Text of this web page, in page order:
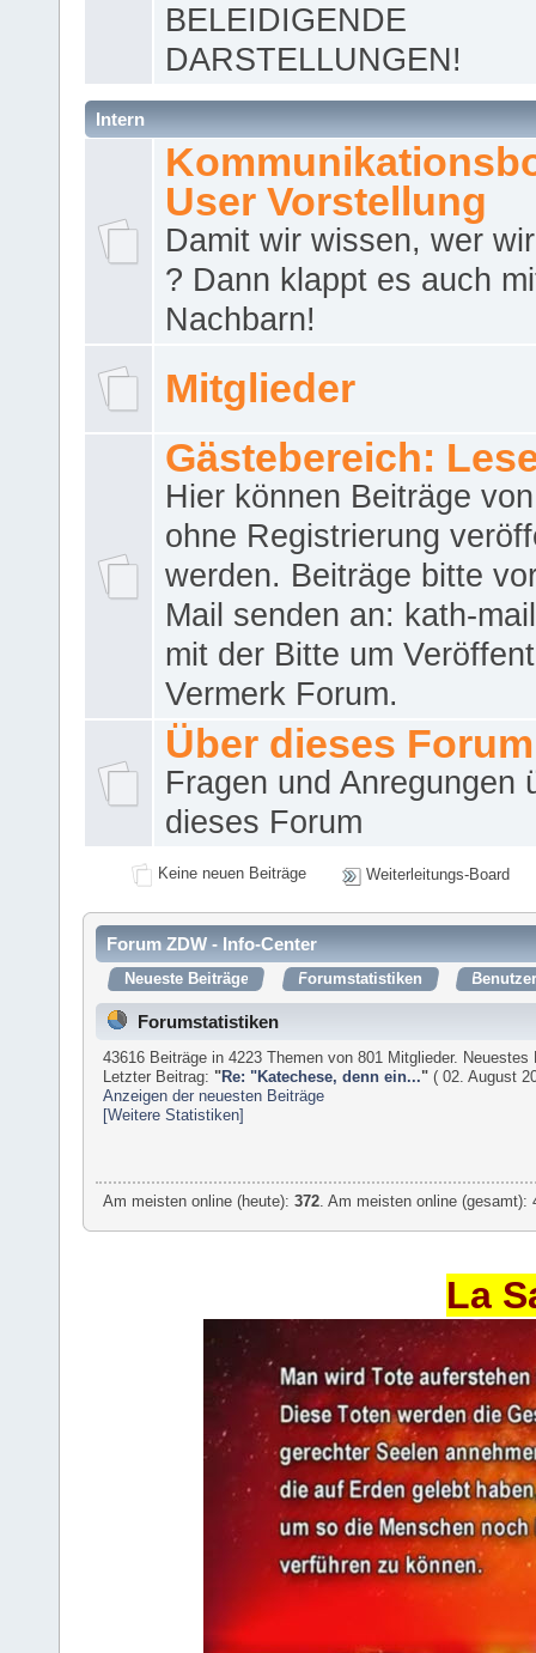
BELEIDIGENDE
DARSTELLUNGEN!
Intern
User Vorstellung
Damit wir wissen, wer
? Dann klappt es auch
Nachbarn!
Mitglieder
Gästebereich:
Hier können Beiträge
ohne Registrierung
werden. Beiträge bitte
Mail senden an: kath-
mit der Bitte um
Vermerk Forum.
Über dieses Forum
Fragen und Anregungen
dieses Forum
Keine neuen Beiträge Weiterleitungs-Board
Forum ZDW - Info-Center
Neueste Beiträge Forumstatistiken
Forumstatistiken
43616 Beiträge in 4223 Themen von 801 Mitglieder.
Letzter Beitrag: "Re: "Katechese, denn ein..." ( 02. August
Anzeigen der neuesten Beiträge
[Weitere Statistiken]
Am meisten online (heute):372 . Am meisten online
La